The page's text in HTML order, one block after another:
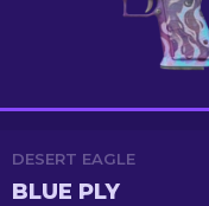
DESERT EAGLE
BLUE PLY